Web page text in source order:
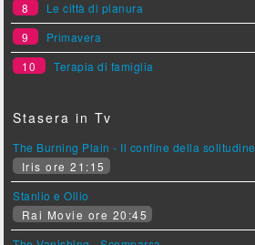
8
Le città di pianura
9
Primavera
10
Terapia di famiglia
Stasera in Tv
The Burning Plain - Il confine della solitudine
Iris ore 21:15
Stanlio e Ollio
Rai Movie ore 20:45